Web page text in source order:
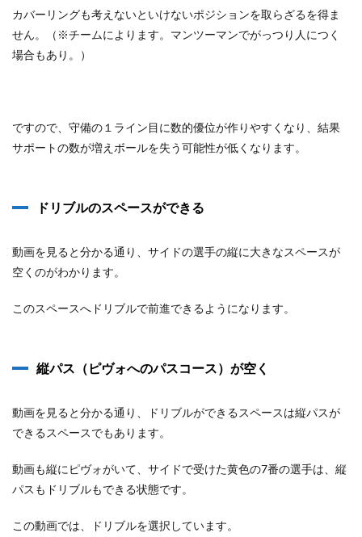
カバーリングも考えないといけないポジションを取らざるを得ま
せん。（※チームによります。マンツーマンでがっつり人につく
場合もあり。）
ですので、守備の１ライン目に数的優位が作りやすくなり、結果
サポートの数が増えボールを失う可能性が低くなります。
ドリブルのスペースができる
動画を見ると分かる通り、サイドの選手の縦に大きなスペースが
空くのがわかります。
このスペースへドリブルで前進できるようになります。
縦パス（ピヴォへのパスコース）が空く
動画を見ると分かる通り、ドリブルができるスペースは縦パスが
できるスペースでもあります。
動画も縦にピヴォがいて、サイドで受けた黄色の7番の選手は、縦
パスもドリブルもできる状態です。
この動画では、ドリブルを選択しています。